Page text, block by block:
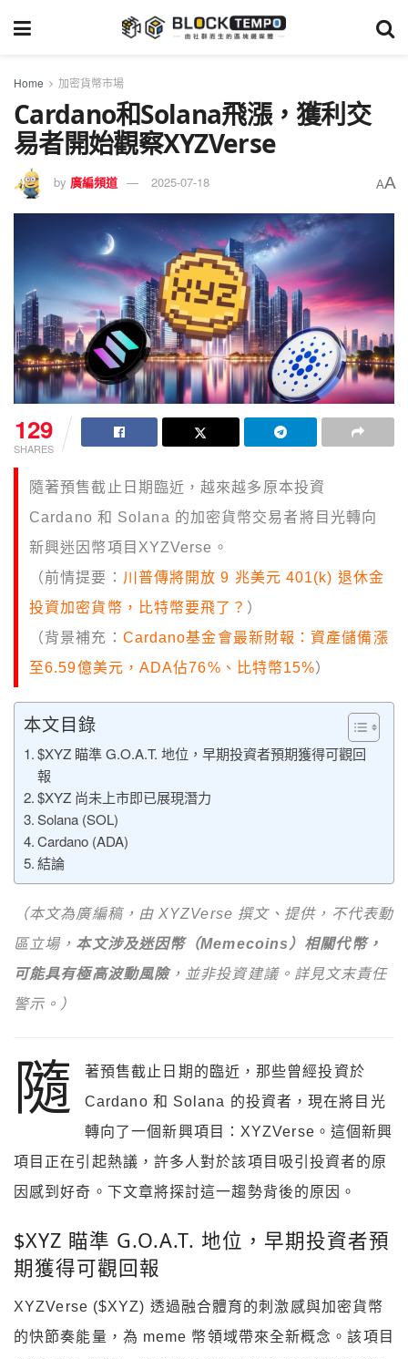
Home 加密貨幣市場
Cardano和Solana飛漲，獲利交
易者開始觀察XYZVerse
by 廣編頻道 2025-07-18 AA
129
SHARES
隨著預售截止日期臨近，越來越多原本投資
Cardano 和 Solana 的加密貨幣交易者將目光轉向
新興迷因幣項目XYZVerse。
（前情提要： 川普傳將開放 9 兆美元 401(k) 退休金
投資加密貨幣，比特幣要飛了？ ）
（背景補充： Cardano基金會最新財報：資產儲備漲
至6.59億美元，ADA佔76%、比特幣15%）
本文目錄
$XYZ 瞄準 G.O.A.T. 地位，早期投資者預期獲得可觀回
報
$XYZ 尚未上市即已展現潛力
Solana (SOL)
Cardano (ADA)
結論
（本文為廣編稿，由 XYZVerse 撰文、提供，不代表動
區立場， 本文涉及迷因幣（Memecoins）相關代幣，
可能具有極高波動風險，並非投資建議。詳見文末責任
警示。 ）
隨
著預售截止日期的臨近，那些曾經投資於
Cardano 和 Solana 的投資者，現在將目光
轉向了一個新興項目：XYZVerse。這個新興
項目正在引起熱議，許多人對於該項目吸引投資者的原
因感到好奇。下文章將探討這一趨勢背後的原因。
$XYZ 瞄準 G.O.A.T. 地位，早期投資者預
期獲得可觀回報
XYZVerse ($XYZ) 透過融合體育的刺激感與加密貨幣
的快節奏能量，為 meme 幣領域帶來全新概念。該項目